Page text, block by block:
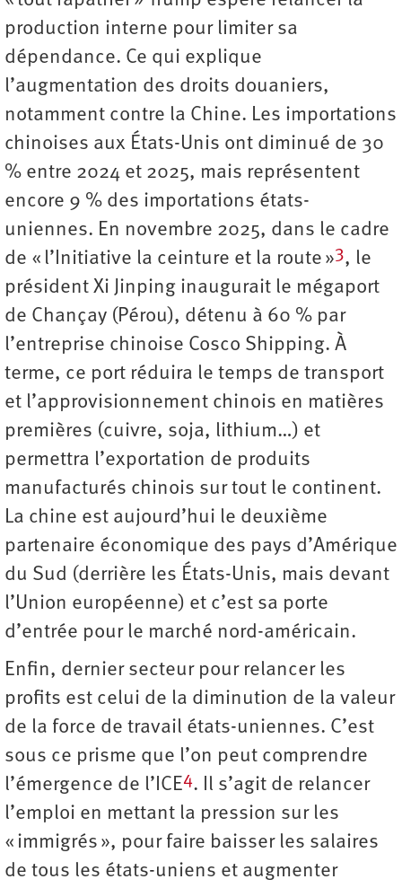
production interne pour limiter sa
dépendance. Ce qui explique
l’augmentation des droits douaniers,
notamment contre la Chine. Les importations
chinoises aux États-Unis ont diminué de 30
% entre 2024 et 2025, mais représentent
encore 9 % des importations états-
uniennes. En novembre 2025, dans le cadre
de « l’Initiative la ceinture et la route »3, le
président Xi Jinping inaugurait le mégaport
de Chançay (Pérou), détenu à 60 % par
l’entreprise chinoise Cosco Shipping. À
terme, ce port réduira le temps de transport
et l’approvisionnement chinois en matières
premières (cuivre, soja, lithium…) et
permettra l’exportation de produits
manufacturés chinois sur tout le continent.
La chine est aujourd’hui le deuxième
partenaire économique des pays d’Amérique
du Sud (derrière les États-Unis, mais devant
l’Union européenne) et c’est sa porte
d’entrée pour le marché nord-américain.
Enfin, dernier secteur pour relancer les
profits est celui de la diminution de la valeur
de la force de travail états-uniennes. C’est
sous ce prisme que l’on peut comprendre
l’émergence de l’ICE4. Il s’agit de relancer
l’emploi en mettant la pression sur les
« immigrés », pour faire baisser les salaires
de tous les états-uniens et augmenter